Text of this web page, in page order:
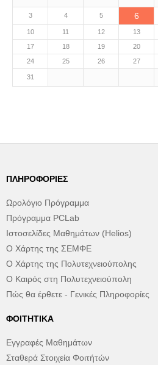
3 4 5 6
10 11 12 13
17
18 19 20
24
25 26 27
31
ΠΛΗΡΟΦΟΡΊΕΣ
Ωρολόγιο Πρόγραμμα
Πρόγραμμα PCLab
Ιστοσελίδες Μαθημάτων (Helios)
Ο Χάρτης της ΣΕΜΦΕ
Ο Χάρτης της Πολυτεχνειούπολης
Ο Καιρός στη Πολυτεχνειούπολη
Πώς θα έρθετε - Γενικές Πληροφορίες
ΦΟΙΤΗΤΙΚΆ
Εγγραφές Μαθημάτων
Σταθερά Στοιχεία Φοιτήτών